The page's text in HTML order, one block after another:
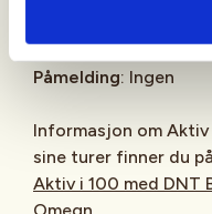
Påmelding: Ingen
Informasjon om
sine turer finner du
Aktiv i 100 med DNT